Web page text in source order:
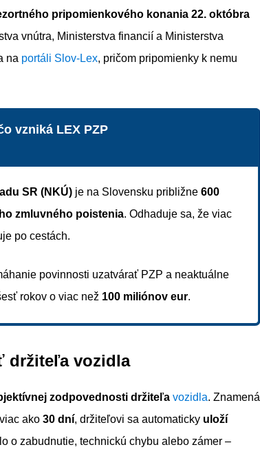
pripomienkového konania 22. októbra
vnútra, Ministerstva financií a Ministerstva
na portáli Slov-Lex, pričom pripomienky k nemu
vzniká LEX PZP
SR (NKÚ) je na Slovensku približne 600
zmluvného poistenia. Odhaduje sa, že viac
po cestách.
povinnosti uzatvárať PZP a neaktuálne
rokov o viac než 100 miliónov eur.
držiteľa vozidla
zodpovednosti držiteľa vozidla. Znamená
ako 30 dní, držiteľovi sa automaticky uloží
o zabudnutie, technickú chybu alebo zámer –